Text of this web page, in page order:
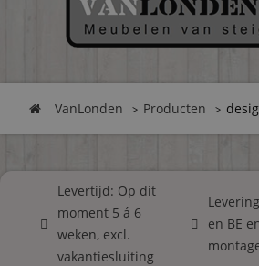
VanLonden Producten
Levertijd: Op dit
moment 5 á 6
weken, excl.
vakantiesluiting
en BE